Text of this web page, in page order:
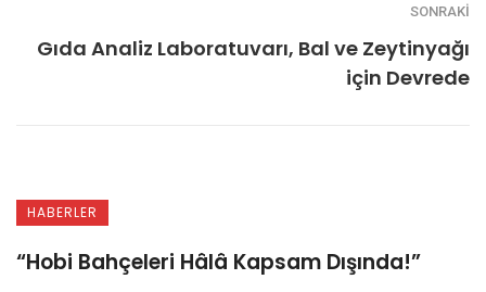
SONRAKI
Gıda Analiz Laboratuvarı, Bal ve Zeytinyağı
için Devrede
HABERLER
“Hobi Bahçeleri Hâlâ Kapsam Dışında!”